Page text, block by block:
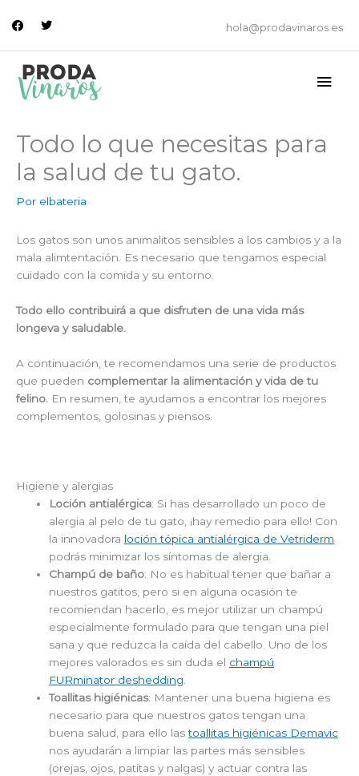
hola@prodavinaros.es
Todo lo que necesitas para
la salud de tu gato.
Por elbateria
Los gatos son unos animalitos sensibles a los cambios y a la
mala alimtentación. Es necesario que tengamos especial
cuidado con la comida y su entorno.
Todo ello contribuirá a que disfruten de una vida más
longeva y saludable.
A continuación, te recomendamos una serie de productos
que pueden complementar la alimentación y vida de tu
felino. En resumen, te ayudamos a encontrar los mejores
complementos, golosinas y piensos.
Higiene y alergias
Loción antialérgica: Si has desarrollado un poco de
alergia al pelo de tu gato, ¡hay remedio para ello! Con
la innovadora loción tópica antialérgica de Vetriderm
podrás minimizar los síntomas de alergia.
Champú de baño: No es habitual tener que bañar a
nuestros gatitos, pero si en alguna ocasión te
recomiendan hacerlo, es mejor utilizar un champú
especialmente formulado para que tengan una piel
sana y que reduzca la caída del cabello. Uno de los
mejores valorados es sin duda el champú
FURminator deshedding.
Toallitas higiénicas: Mantener una buena higiena es
necesario para que nuestros gatos tengan una
buena salud, para ello lastoallitas higiénicas Demavic
nos ayudarán a limpiar las partes más sensibles
(orejas, ojos, patitas y nalgas) y actuar contra las